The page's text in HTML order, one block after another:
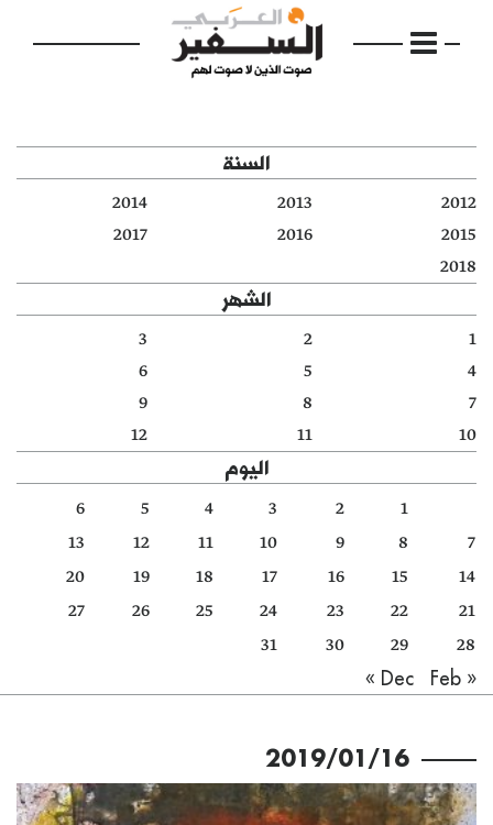
الرئيسية
مواضيع
دفاتر
الأرشيف
السنة
2012
2013
2014
2015
2016
2017
2018
الشهر
1
2
3
4
5
6
7
8
9
10
11
12
اليوم
1
2
3
4
5
6
7
8
9
10
11
12
13
14
15
16
17
18
19
20
21
22
23
24
25
26
27
28
29
30
31
« Dec
Feb »
2019/01/16